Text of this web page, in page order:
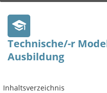
Technische/-r
Ausbildung
Inhaltsverzeichnis